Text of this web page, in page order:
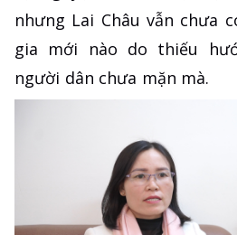
nhưng Lai Châu vẫn chưa
gia mới nào do thiếu
người dân chưa mặn mà.